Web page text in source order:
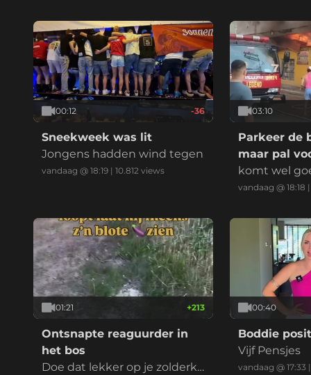
00:12 -36
Sneekweek was lit
Jongens hadden wind tegen
vandaag @ 18:19 | 10.812 views
03:10
Parkeer de
maar pal
komt wel
vandaag @ 18:18 |
01:21 +213
Ontsnapte reaguurder in
het bos
Doe dat lekker op je zolderka
00:40
Boddie
Vijf Pensjes
vandaag @ 17:33 |